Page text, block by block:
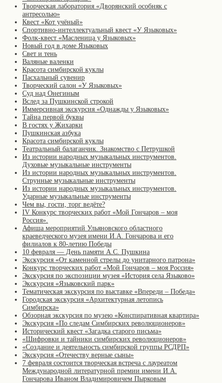
Творческая лаборатория «Дворянский особняк с
антресолью»
Квест «Кот учёный»
Спортивно-интеллектуальный квест «У Языковых»
Фолк-квест «Масленица у Языковых»
Новый год в доме Языковых
Свет и тень
Валяные валенки
Красота симбирской куклы
Пасхальный сувенир
Творческий салон «У Языковых»
Суд над Онегиным
Вслед за Пушкинской строкой
Иммерсивная экскурсия «Однажды у Языковых»
Тайна первой буквы
В гостях у Жихарки
Пушкинская азбука
Красота симбирской куклы
Театральный балаганчик. Знакомство с Петрушкой
Из истории народных музыкальных инструментов.
Духовые музыкальные инструменты
Из истории народных музыкальных инструментов.
Струнные музыкальные инструменты
Из истории народных музыкальных инструментов.
Ударные музыкальные инструменты
Чем вы, гости, торг ведёте?
IV Конкурс творческих работ «Мой Гончаров – моя
Россия».
Афиша мероприятий Ульяновского областного
краеведческого музея имени И.А. Гончарова и его
филиалов к 80-летию Победы
10 февраля — День памяти А.С. Пушкина
Экскурсия «От каменной стрелы до унитарного патрона»
Конкурс творческих работ «Мой Гончаров – моя Россия»
Экскурсия по экспозиции музея «История села Языково»
Экскурсия «Языковский парк»
Тематическая экскурсия по выставке «Впереди – Победа»
Городская экскурсия «Архитектурная летопись
Симбирска»
Обзорная экскурсия по музею «Конспиративная квартира»
Экскурсия «По следам Симбирских революционеров»
Исторический квест «Загадка старого письма»
«Шифровки и тайники симбирских революционеров»
«Создание и деятельность симбирской группы РСДРП»
Экскурсия «Отечеству верные сыны»
7 февраля состоится творческая встреча с лауреатом
Международной литературной премии имени И.А.
Гончарова Иваном Владимировичем Пырковым